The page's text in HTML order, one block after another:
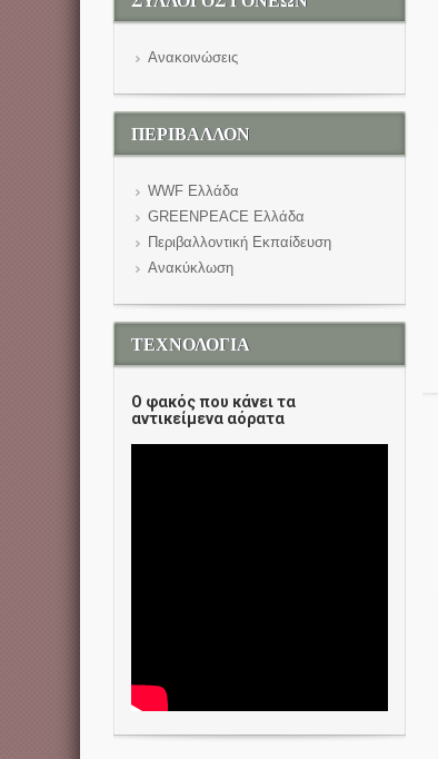
Ανακοινώσεις
ΠΕΡΙΒΑΛΛΟΝ
WWF Eλλάδα
GREENPEACE Ελλάδα
Περιβαλλοντική Εκπαίδευση
Ανακύκλωση
ΤΕΧΝΟΛΟΓΙΑ
O φακός που κάνει τα
αντικείμενα αόρατα